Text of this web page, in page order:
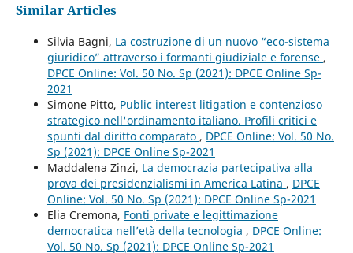
Similar Articles
Silvia Bagni, La costruzione di un nuovo “eco-sistema
giuridico” attraverso i formanti giudiziale e forense ,
DPCE Online: Vol. 50 No. Sp (2021): DPCE Online Sp-
2021
Simone Pitto, Public interest litigation e contenzioso
strategico nell'ordinamento italiano. Profili critici e
spunti dal diritto comparato , DPCE Online: Vol. 50 No.
Sp (2021): DPCE Online Sp-2021
Maddalena Zinzi, La democrazia partecipativa alla
prova dei presidenzialismi in America Latina , DPCE
Online: Vol. 50 No. Sp (2021): DPCE Online Sp-2021
Elia Cremona, Fonti private e legittimazione
democratica nell’età della tecnologia , DPCE Online:
Vol. 50 No. Sp (2021): DPCE Online Sp-2021